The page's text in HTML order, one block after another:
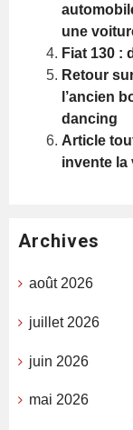
une
Fiat 130 :
Retour
l’ancien
dancing
Article
invente la
Archives
août 2026
juillet 2026
juin 2026
mai 2026